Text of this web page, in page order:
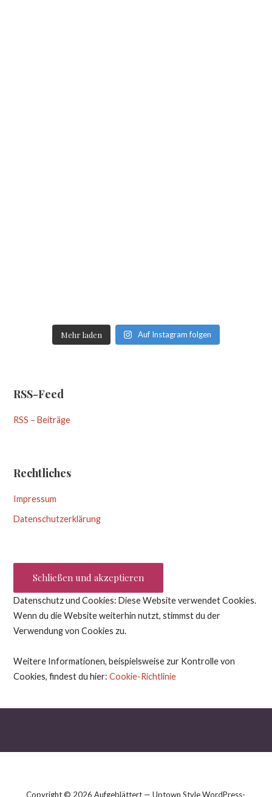
Mehr laden Auf Instagram folgen
RSS-Feed
RSS – Beiträge
Rechtliches
Impressum
Datenschutzerklärung
Datenschutz und Cookies: Diese Website verwendet Cookies.
Wenn du die Website weiterhin nutzt, stimmst du der
Verwendung von Cookies zu.
Weitere Informationen, beispielsweise zur Kontrolle von
Cookies, findest du hier:Cookie-Richtlinie
Copyright © 2026 Aufgeblättert — Uptown Style WordPress-